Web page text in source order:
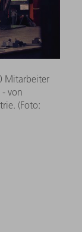
Mitarbeiter
von
(Foto: